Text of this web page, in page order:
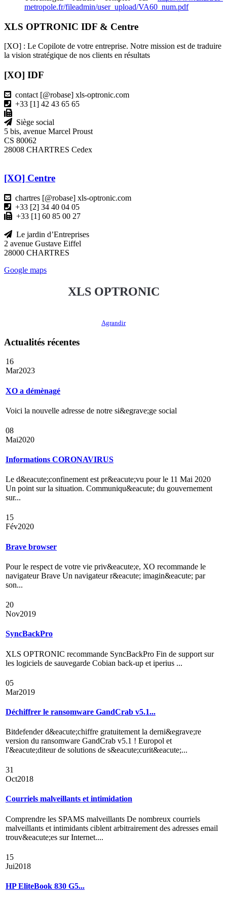
metropole.fr/fileadmin/user_upload/VA60_num.pdf
XLS OPTRONIC IDF & Centre
[XO] : Le Copilote de votre entreprise. Notre mission est de traduire
la vision stratégique de nos clients en résultats
[XO] IDF
contact [@robase] xls-optronic.com
+33 [1] 42 43 65 65
Siège social
5 bis, avenue Marcel Proust
CS 80062
28008 CHARTRES Cedex
[XO] Centre
chartres [@robase] xls-optronic.com
+33 [2] 34 40 04 05
+33 [1] 60 85 00 27
Le jardin d’Entreprises
2 avenue Gustave Eiffel
28000 CHARTRES
Google maps
XLS OPTRONIC
Agrandir
Actualités récentes
16
Mar2023
XO a démènagé
Voici la nouvelle adresse de notre si&egrave;ge social
08
Mai2020
Informations CORONAVIRUS
Le d&eacute;confinement est pr&eacute;vu pour le 11 Mai 2020
Un point sur la situation. Communiqu&eacute; du gouvernement
sur...
15
Fév2020
Brave browser
Pour le respect de votre vie priv&eacute;e, XO recommande le
navigateur Brave Un navigateur r&eacute; imagin&eacute; par
son...
20
Nov2019
SyncBackPro
XLS OPTRONIC recommande SyncBackPro Fin de support sur
les logiciels de sauvegarde Cobian back-up et iperius ...
05
Mar2019
Déchiffrer le ransomware GandCrab v5.1...
Bitdefender d&eacute;chiffre gratuitement la derni&egrave;re
version du ransomware GandCrab v5.1 ! Europol et
l'&eacute;diteur de solutions de s&eacute;curit&eacute;...
31
Oct2018
Courriels malveillants et intimidation
Comprendre les SPAMS malveillants De nombreux courriels
malveillants et intimidants ciblent arbitrairement des adresses email
trouv&eacute;es sur Internet....
15
Jui2018
HP EliteBook 830 G5...